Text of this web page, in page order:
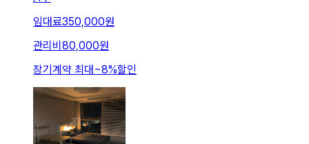
임대료350,000원
관리비 80,000원
장기계약 최대 ~8%할인